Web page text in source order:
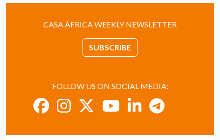
CASA ÁFRICA WEEKLY NEWSLETTER
SUBSCRIBE
FOLLOW US ON SOCIAL MEDIA: